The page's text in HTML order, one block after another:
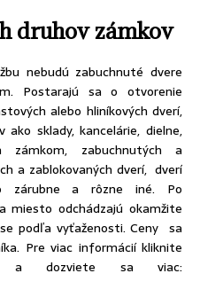
druhov zámkov
nebudú zabuchnuté dvere
Postarajú sa o otvorenie
alebo hliníkových dverí,
sklady, kancelárie, dielne,
zámkom, zabuchnutých a
a zablokovaných dverí, dverí
zárubne a rôzne iné. Po
miesto odchádzajú okamžite
podľa vyťaženosti. Ceny sa
Pre viac informácií kliknite
a dozviete sa viac: